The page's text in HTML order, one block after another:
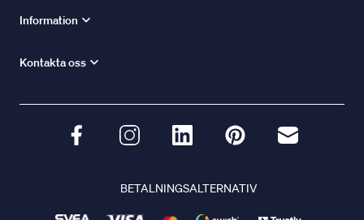
Information
Kontakta oss
BETALNINGSALTERNATIV